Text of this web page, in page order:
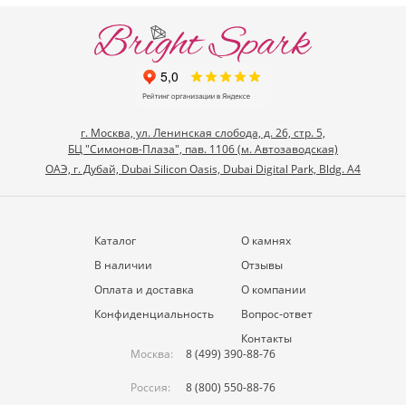
г. Москва, ул. Ленинская слобода, д. 26, стр. 5,
БЦ "Симонов-Плаза", пав. 1106 (м. Автозаводская)
ОАЭ, г. Дубай, Dubai Silicon Oasis, Dubai Digital Park, Bldg. A4
Каталог
В наличии
Оплата и доставка
Конфиденциальность
О камнях
Отзывы
О компании
Вопрос-ответ
Контакты
Москва:
8 (499) 390-88-76
Россия: 8 (800) 550-88-76